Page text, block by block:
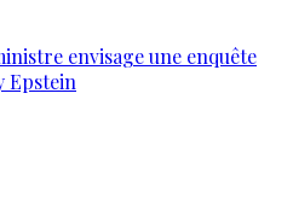
envisage une enquête
Epstein